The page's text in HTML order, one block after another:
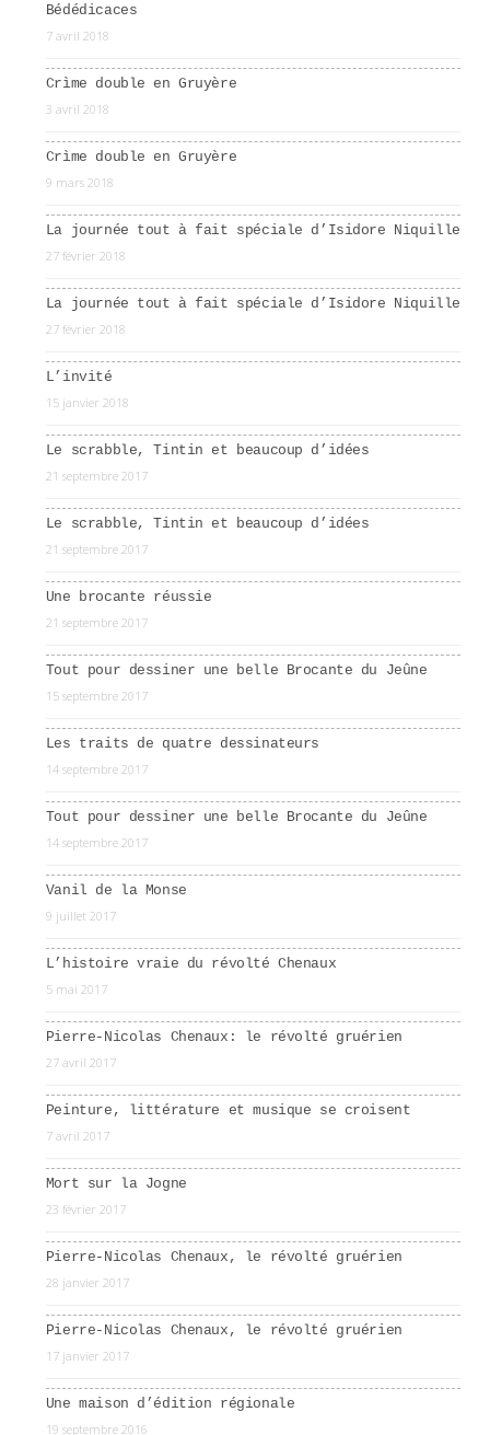
Bédédicaces
7 avril 2018
Crìme double en Gruyère
3 avril 2018
Crìme double en Gruyère
9 mars 2018
La journée tout à fait spéciale d’Isidore Niquille
27 février 2018
La journée tout à fait spéciale d’Isidore Niquille
27 février 2018
L’invité
15 janvier 2018
Le scrabble, Tintin et beaucoup d’idées
21 septembre 2017
Le scrabble, Tintin et beaucoup d’idées
21 septembre 2017
Une brocante réussie
21 septembre 2017
Tout pour dessiner une belle Brocante du Jeûne
15 septembre 2017
Les traits de quatre dessinateurs
14 septembre 2017
Tout pour dessiner une belle Brocante du Jeûne
14 septembre 2017
Vanil de la Monse
9 juillet 2017
L’histoire vraie du révolté Chenaux
5 mai 2017
Pierre-Nicolas Chenaux: le révolté gruérien
27 avril 2017
Peinture, littérature et musique se croisent
7 avril 2017
Mort sur la Jogne
23 février 2017
Pierre-Nicolas Chenaux, le révolté gruérien
28 janvier 2017
Pierre-Nicolas Chenaux, le révolté gruérien
17 janvier 2017
Une maison d’édition régionale
19 septembre 2016